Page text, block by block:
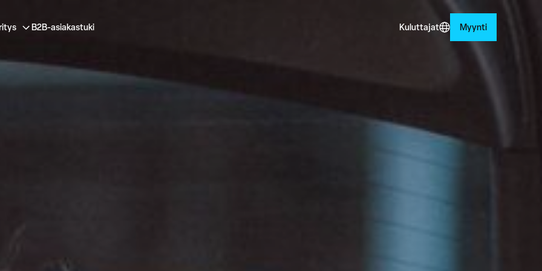
B2B-asiakastuki Kuluttajat Myynti